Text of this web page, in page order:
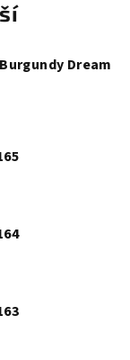
Dream